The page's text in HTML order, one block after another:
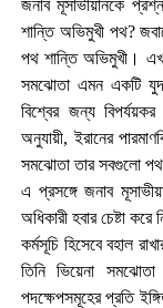
জনাব মূসাভীয়ানকে
শান্তি অভিমুখী পথ?
পথ শান্তি অভিমুখী।
সমঝোতা এমন একটি
বিশ্বের জন্য
অনুযায়ী, ইরানের
সমঝোতা তার সবগুলো
এ প্রসঙ্গে জনাব
অধিকারী হবার চেষ্টা
কর্মসূচি হিসেবে বহাল
তিনি ভিয়েনা
পদক্ষেপসমূহের প্রতি